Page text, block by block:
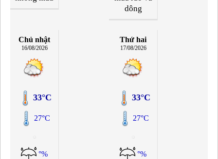
dông
Chủ nhật
16/08/2026
33°C
27°C
°%
Thứ hai
17/08/2026
33°C
27°C
°%